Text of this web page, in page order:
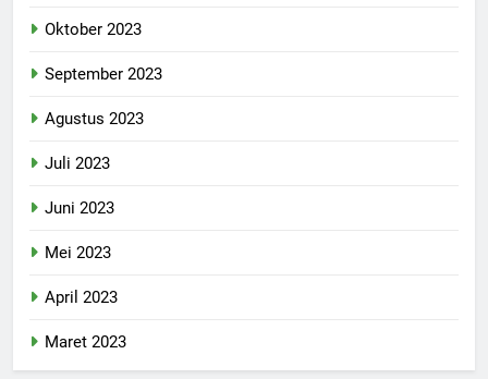
Oktober 2023
September 2023
Agustus 2023
Juli 2023
Juni 2023
Mei 2023
April 2023
Maret 2023